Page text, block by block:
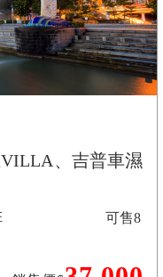
、吉普車濕
可售8